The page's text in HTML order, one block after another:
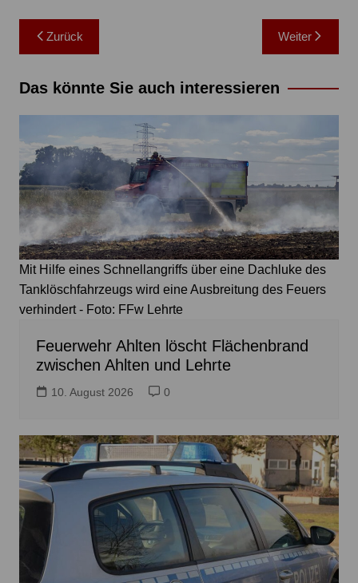
Beitragsnavigation
Zurück Weiter
Das könnte Sie auch interessieren
Mit Hilfe eines Schnellangriffs über eine Dachluke des
Tanklöschfahrzeugs wird eine Ausbreitung des Feuers
verhindert - Foto: FFw Lehrte
Feuerwehr Ahlten löscht Flächenbrand
zwischen Ahlten und Lehrte
10. August 2026 0